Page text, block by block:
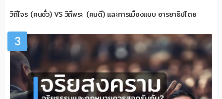
วิถีโจร (คนชั่ว) VS วิถีพระ (คนดี) และการเมืองแบบ อารยาธิปไตย
3